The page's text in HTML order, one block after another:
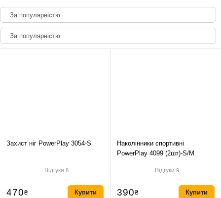
За популярністю
За популярністю
Захист ніг PowerPlay 3054-S
Відгуки8
470₴ Купити
Наколінники спортивні
PowerPlay 4099 (2шт)-S/M
Відгуки9
390₴ Купити